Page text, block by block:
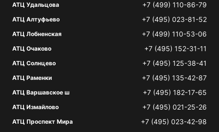
АТЦ Удальцова +7 (499) 110-86-79
АТЦ Алтуфьево +7 (495) 023-81-52
АТЦ Лобненская +7 (499) 110-53-06
АТЦ Очаково +7 (495) 152-31-11
АТЦ Солнцево +7 (495) 125-38-41
АТЦ Раменки +7 (495) 135-42-87
АТЦ Варшавское ш +7 (495) 182-17-65
АТЦ Измайлово +7 (495) 021-25-26
АТЦ Проспект Мира +7 (495) 023-42-98